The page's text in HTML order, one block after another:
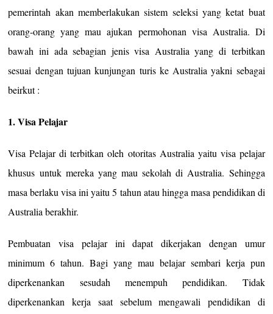
pemerintah akan memberlakukan sistem seleksi yang ketat buat
orang-orang yang mau ajukan permohonan visa Australia. Di
bawah ini ada sebagian jenis visa Australia yang di terbitkan
sesuai dengan tujuan kunjungan turis ke Australia yakni sebagai
beirkut :
1. Visa Pelajar
Visa Pelajar di terbitkan oleh otoritas Australia yaitu visa pelajar
khusus untuk mereka yang mau sekolah di Australia. Sehingga
masa berlaku visa ini yaitu 5 tahun atau hingga masa pendidikan di
Australia berakhir.
Pembuatan visa pelajar ini dapat dikerjakan dengan umur
minimum 6 tahun. Bagi yang mau belajar sembari kerja pun
diperkenankan sesudah menempuh pendidikan. Tidak
diperkenankan kerja saat sebelum mengawali pendidikan di